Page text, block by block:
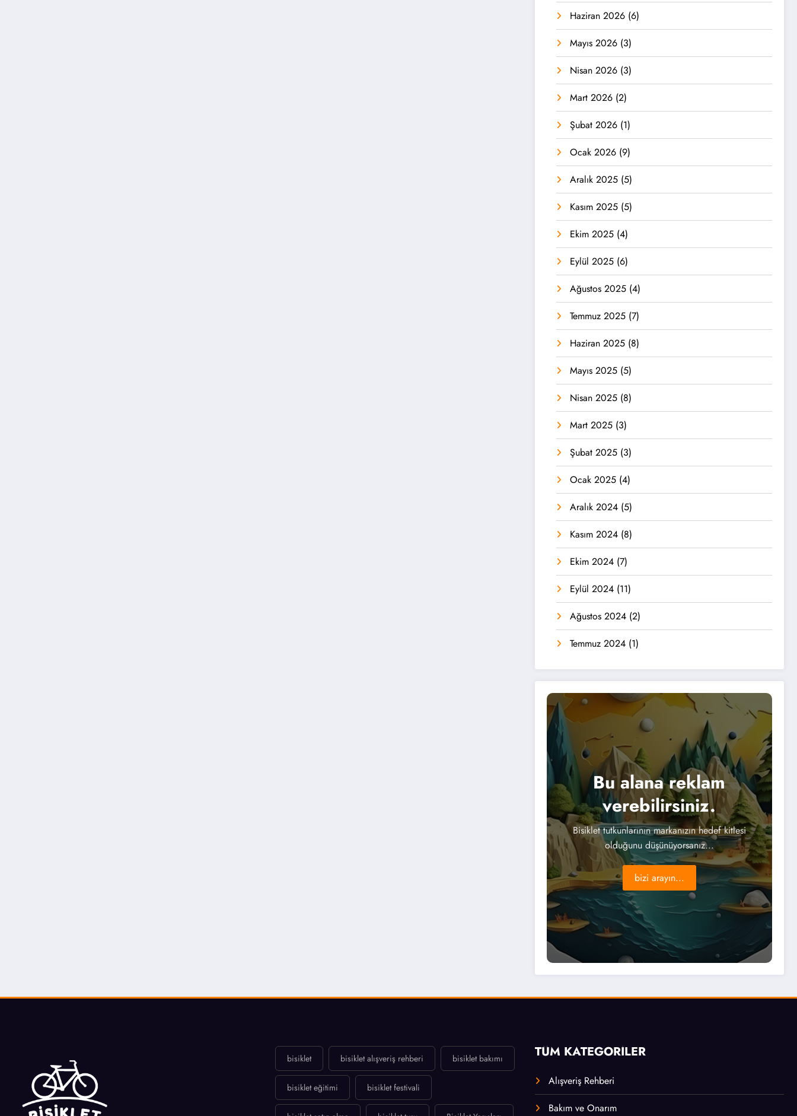
Haziran 2026 (6)
Mayıs 2026 (3)
Nisan 2026 (3)
Mart 2026 (2)
Şubat 2026 (1)
Ocak 2026 (9)
Aralık 2025 (5)
Kasım 2025 (5)
Ekim 2025 (4)
Eylül 2025 (6)
Ağustos 2025 (4)
Temmuz 2025 (7)
Haziran 2025 (8)
Mayıs 2025 (5)
Nisan 2025 (8)
Mart 2025 (3)
Şubat 2025 (3)
Ocak 2025 (4)
Aralık 2024 (5)
Kasım 2024 (8)
Ekim 2024 (7)
Eylül 2024 (11)
Ağustos 2024 (2)
Temmuz 2024 (1)
Bu alana reklam
verebilirsiniz.
Bisiklet tutkunlarının markanızın hedef kitlesi
olduğunu düşünüyorsanız...
bizi arayın...
bisiklet bisiklet alışveriş rehberi bisiklet bakımı
bisiklet eğitimi bisiklet festivali
TÜM KATEGORİLER
Alışveriş Rehberi
Bakım ve Onarım